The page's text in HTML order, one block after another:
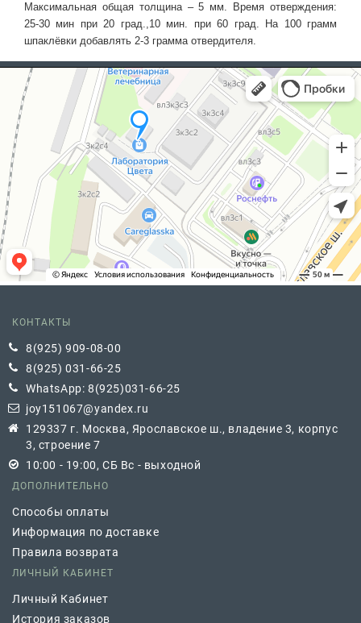
Максимальная общая толщина – 5 мм. Время отверждения:
25-30 мин при 20 град.,10 мин. при 60 град. На 100 грамм
шпаклёвки добавлять 2-3 грамма отвердителя.
КОНТАКТЫ
8(925) 909-08-00
8(925) 031-66-25
WhatsApp: 8(925)031-66-25
joy151067@yandex.ru
129337 г. Москва, Ярославское ш., владение 3, корпус
3, строение 7
10:00 - 19:00, СБ Вс - выходной
ДОПОЛНИТЕЛЬНО
Способы оплаты
Информация по доставке
Правила возврата
ЛИЧНЫЙ КАБИНЕТ
Личный Кабинет
История заказов